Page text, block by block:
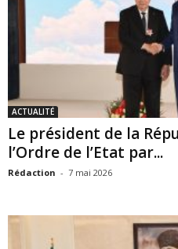
ACTUALITÉ
Le président de la
l’Ordre de l’Etat par...
Rédaction - 7 mai 2026